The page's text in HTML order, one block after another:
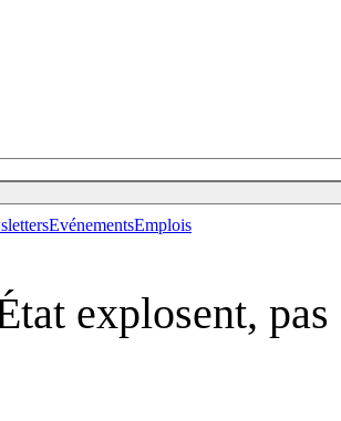
EvénementsEmplois
explosent,